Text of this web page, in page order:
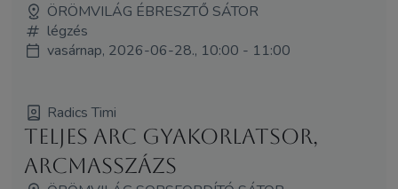
ÖRÖMVILÁG ÉBRESZTŐ SÁTOR
légzés
vasárnap, 2026-06-28., 10:00 - 11:00
Radics Timi
Teljes arc gyakorlatsor,
arcmasszázs